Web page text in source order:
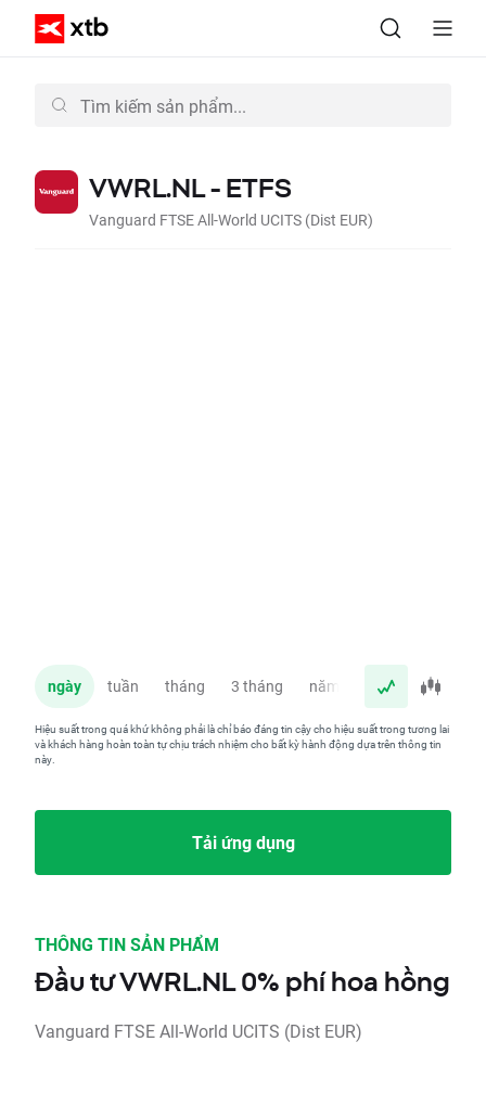
VWRL.NL - ETFS
Vanguard FTSE All-World UCITS (Dist EUR)
ngày tuần tháng 3 tháng năm
Hiệu suất trong quá khứ không phải là chỉ báo đáng tin cậy cho hiệu suất trong tương lai
và khách hàng hoàn toàn tự chịu trách nhiệm cho bất kỳ hành động dựa trên thông tin
này.
Tải ứng dụng
THÔNG TIN SẢN PHẨM
Đầu tư VWRL.NL 0% phí hoa hồng
Vanguard FTSE All-World UCITS (Dist EUR)